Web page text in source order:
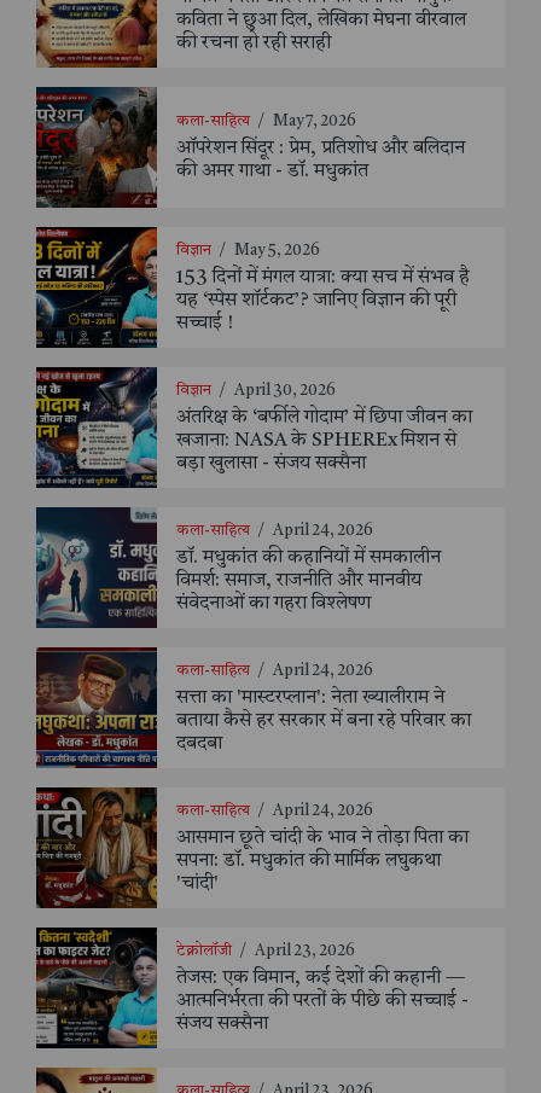
कविता ने छुआ दिल, लेखिका मेघना वीरवाल
की रचना हो रही सराही
कला-साहित्य / May 7, 2026
ऑपरेशन सिंदूर : प्रेम, प्रतिशोध और बलिदान
की अमर गाथा - डॉ. मधुकांत
विज्ञान / May 5, 2026
153 दिनों में मंगल यात्रा: क्या सच में संभव है
यह ‘स्पेस शॉर्टकट’? जानिए विज्ञान की पूरी
सच्चाई !
विज्ञान / April 30, 2026
अंतरिक्ष के ‘बर्फीले गोदाम’ में छिपा जीवन का
खजाना: NASA के SPHEREx मिशन से
बड़ा खुलासा - संजय सक्सैना
कला-साहित्य / April 24, 2026
डॉ. मधुकांत की कहानियों में समकालीन
विमर्श: समाज, राजनीति और मानवीय
संवेदनाओं का गहरा विश्लेषण
कला-साहित्य / April 24, 2026
सत्ता का 'मास्टरप्लान': नेता ख्यालीराम ने
बताया कैसे हर सरकार में बना रहे परिवार का
दबदबा
कला-साहित्य / April 24, 2026
आसमान छूते चांदी के भाव ने तोड़ा पिता का
सपना: डॉ. मधुकांत की मार्मिक लघुकथा
'चांदी'
टेक्नोलॉजी / April 23, 2026
तेजस: एक विमान, कई देशों की कहानी —
आत्मनिर्भरता की परतों के पीछे की सच्चाई -
संजय सक्सैना